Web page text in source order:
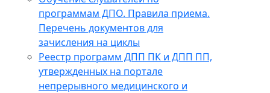
программам ДПО. Правила приема.
Перечень документов для
зачисления на циклы
Реестр программ ДПП ПК и ДПП ПП,
утвержденных на портале
непрерывного медицинского и